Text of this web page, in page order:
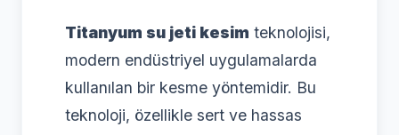
Titanyum su jeti kesim teknolojisi,
modern endüstriyel uygulamalarda
kullanılan bir kesme yöntemidir. Bu
teknoloji, özellikle sert ve hassas